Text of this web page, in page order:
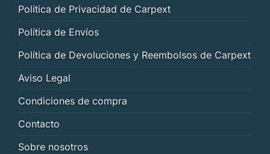
Política de Privacidad de Carpext
Política de Envíos
Política de Devoluciones y Reembolsos de Carpext
Aviso Legal
Condiciones de compra
Contacto
Sobre nosotros